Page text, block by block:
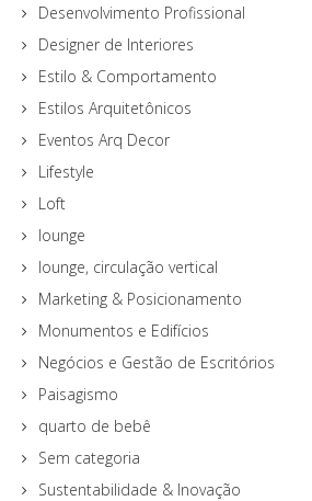
Desenvolvimento Profissional
Designer de Interiores
Estilo & Comportamento
Estilos Arquitetônicos
Eventos Arq Decor
Lifestyle
Loft
lounge
lounge, circulação vertical
Marketing & Posicionamento
Monumentos e Edifícios
Negócios e Gestão de Escritórios
Paisagismo
quarto de bebê
Sem categoria
Sustentabilidade & Inovação